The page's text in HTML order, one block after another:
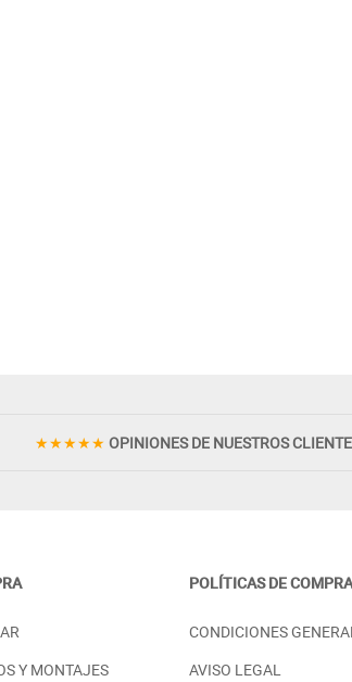
CORRIDO CON
★★★★★ OPINIONES DE NUESTROS
Y MONTAJES
POLÍTICAS DE COMPRA
CONDICIONES
AVISO LEGAL